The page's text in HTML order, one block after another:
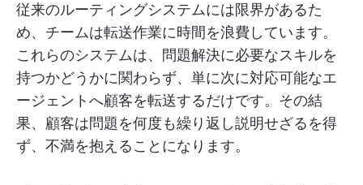
従来のルーティングシステムには限界があるた
め、チームは転送作業に時間を浪費しています。
これらのシステムは、問題解決に必要なスキルを
持つかどうかに関わらず、単に次に対応可能なエ
ージェントへ顧客を転送するだけです。その結
果、顧客は問題を何度も繰り返し説明せざるを得
ず、不満を抱えることになります。